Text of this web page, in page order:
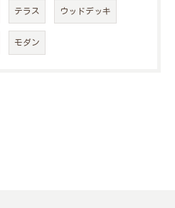
テラス ウッドデッキ
モダン